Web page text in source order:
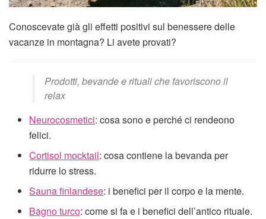
Conoscevate già gli effetti positivi sul benessere delle
vacanze in montagna? Li avete provati?
Prodotti, bevande e rituali che favoriscono il
relax
Neurocosmetici: cosa sono e perché ci rendeono
felici.
Cortisol mocktail: cosa contiene la bevanda per
ridurre lo stress.
Sauna finlandese: i benefici per il corpo e la mente.
Bagno turco: come si fa e i benefici dell’antico rituale.